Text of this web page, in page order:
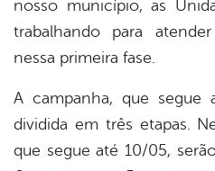
nosso município, as
trabalhando para
nessa primeira fase.
A campanha, que segue
dividida em três etapas.
que segue até 10/05,